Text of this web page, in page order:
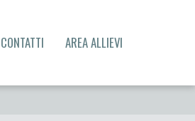
CONTATTI AREA ALLIEVI